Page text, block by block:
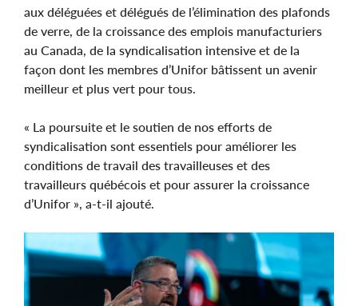
aux déléguées et délégués de l’élimination des plafonds
de verre, de la croissance des emplois manufacturiers
au Canada, de la syndicalisation intensive et de la
façon dont les membres d’Unifor bâtissent un avenir
meilleur et plus vert pour tous.
« La poursuite et le soutien de nos efforts de
syndicalisation sont essentiels pour améliorer les
conditions de travail des travailleuses et des
travailleurs québécois et pour assurer la croissance
d’Unifor », a-t-il ajouté.
Image